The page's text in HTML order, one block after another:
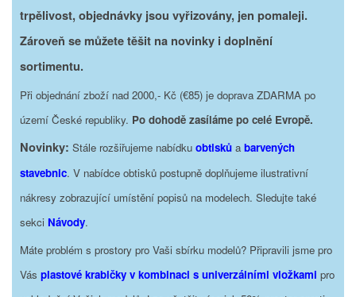
trpělivost, objednávky jsou vyřizovány, jen pomaleji.
Zároveň se můžete těšit na novinky i doplnění
sortimentu.
Při objednání zboží nad 2000,- Kč (€85) je doprava ZDARMA po
území České republiky. Po dohodě zasíláme po celé Evropě.
Novinky: Stále rozšiřujeme nabídku obtisků a barvených
stavebnic. V nabídce obtisků postupně doplňujeme ilustrativní
nákresy zobrazující umístění popisů na modelech. Sledujte také
sekci Návody.
Máte problém s prostory pro Vaši sbírku modelů? Připravili jsme pro
Vás plastové krabičky v kombinaci s univerzálními vložkami pro